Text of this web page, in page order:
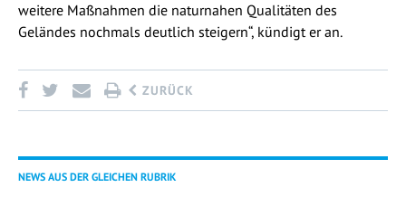
weitere Maßnahmen die naturnahen Qualitäten des
Geländes nochmals deutlich steigern“, kündigt er an.
ZURÜCK
NEWS AUS DER GLEICHEN RUBRIK